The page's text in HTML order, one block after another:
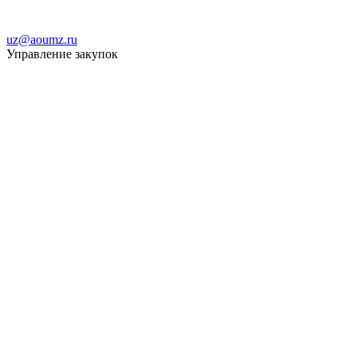
uz@aoumz.ru
Управление закупок